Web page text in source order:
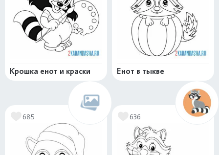
Крошка енот и краски Енот в тыкве
685 636